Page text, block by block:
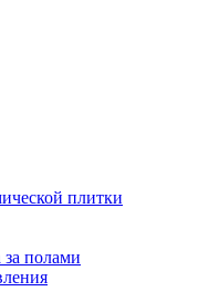
плитки
за полами